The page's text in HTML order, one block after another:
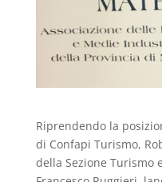
Riprendendo la
di Confapi Turismo,
della Sezione Turismo